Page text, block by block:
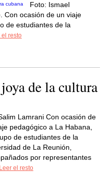
Foto: Ismael
Con ocasión de un viaje
de estudiantes de la
el resto
de la cultura
Lamrani Con ocasión de
pedagógico a La Habana,
de estudiantes de la
de La Reunión,
por representantes
Leer el resto